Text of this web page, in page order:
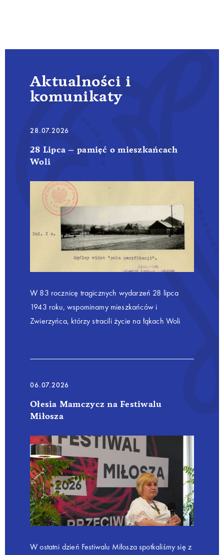
Aktualności i
komunikaty
28.07.2026
28 Lipca – pamięć o mieszkańcach
Woli
W 83 rocznicę tragicznych wydarzeń 28 lipca
1943 roku, wspominamy mieszkańców i
Zwierzyńca, którzy stracili życie na łąkach Woli
06.07.2026
Ołesia Mamczycz na Festiwalu
Miłosza
W ostatni dzień Festiwalu Miłosza spotkaliśmy się z